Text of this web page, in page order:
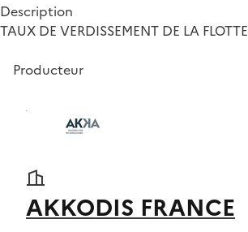
Description
TAUX DE VERDISSEMENT DE LA FLOTTE
Producteur
AKKODIS FRANCE